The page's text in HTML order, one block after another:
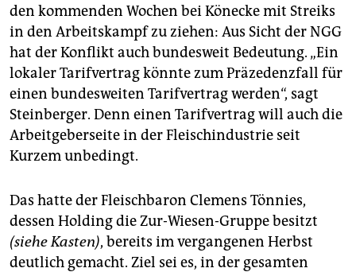
den kommenden Wochen bei Könecke mit Streiks
in den Arbeitskampf zu ziehen: Aus Sicht der NGG
hat der Konflikt auch bundesweit Bedeutung. „Ein
lokaler Tarifvertrag könnte zum Präzedenzfall für
einen bundesweiten Tarifvertrag werden“, sagt
Steinberger. Denn einen Tarifvertrag will auch die
Arbeitgeberseite in der Fleischindustrie seit
Kurzem unbedingt.
Das hatte der Fleischbaron Clemens Tönnies,
dessen Holding die Zur-Wiesen-Gruppe besitzt
(siehe Kasten), bereits im vergangenen Herbst
deutlich gemacht. Ziel sei es, in der gesamten